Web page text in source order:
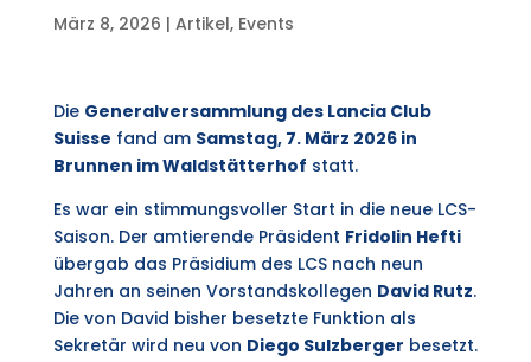
März 8, 2026 | Artikel, Events
Die Generalversammlung des Lancia Club
Suisse fand am Samstag, 7. März 2026 in
Brunnen im Waldstätterhof statt.
Es war ein stimmungsvoller Start in die neue LCS-
Saison. Der amtierende Präsident Fridolin Hefti
übergab das Präsidium des LCS nach neun
Jahren an seinen Vorstandskollegen David Rutz.
Die von David bisher besetzte Funktion als
Sekretär wird neu von Diego Sulzberger besetzt.